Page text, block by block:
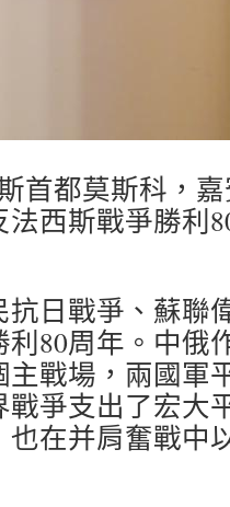
首都莫斯科，
西斯戰爭勝利
抗日戰爭、蘇聯
80周年。中俄
戰場，兩國軍
戰爭支出了宏大
也在并肩奮戰中